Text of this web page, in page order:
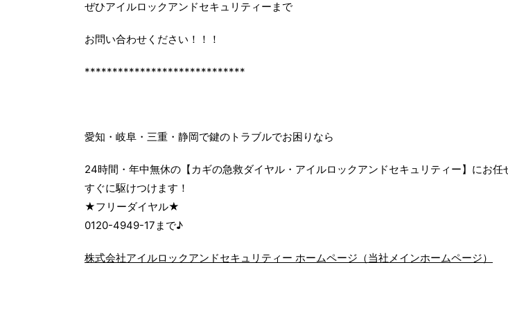
ぜひアイルロックアンドセキュリティーまで
お問い合わせください！！！
*****************************
愛知・岐阜・三重・静岡で鍵のトラブルでお困りなら
24時間・年中無休の【カギの急救ダイヤル・アイルロックアンドセキュリティー】にお任
すぐに駆けつけます！
★フリーダイヤル★
0120-4949-17まで♪
株式会社アイルロックアンドセキュリティー ホームページ（当社メインホームページ）